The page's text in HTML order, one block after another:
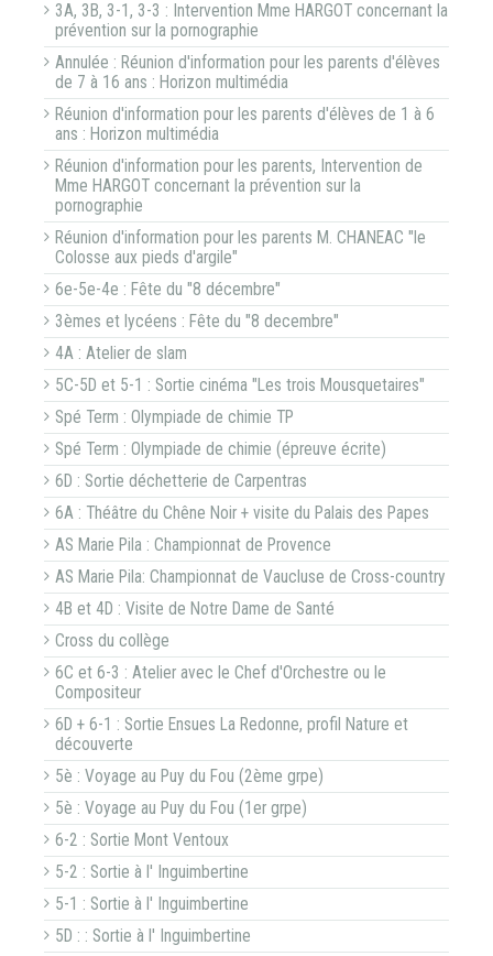
3A, 3B, 3-1, 3-3 : Intervention Mme HARGOT concernant la
prévention sur la pornographie
Annulée : Réunion d'information pour les parents d'élèves
de 7 à 16 ans : Horizon multimédia
Réunion d'information pour les parents d'élèves de 1 à 6
ans : Horizon multimédia
Réunion d'information pour les parents, Intervention de
Mme HARGOT concernant la prévention sur la
pornographie
Réunion d'information pour les parents M. CHANEAC "le
Colosse aux pieds d'argile"
6e-5e-4e : Fête du "8 décembre"
3èmes et lycéens : Fête du "8 decembre"
4A : Atelier de slam
5C-5D et 5-1 : Sortie cinéma "Les trois Mousquetaires"
Spé Term : Olympiade de chimie TP
Spé Term : Olympiade de chimie (épreuve écrite)
6D : Sortie déchetterie de Carpentras
6A : Théâtre du Chêne Noir + visite du Palais des Papes
AS Marie Pila : Championnat de Provence
AS Marie Pila: Championnat de Vaucluse de Cross-country
4B et 4D : Visite de Notre Dame de Santé
Cross du collège
6C et 6-3 : Atelier avec le Chef d'Orchestre ou le
Compositeur
6D + 6-1 : Sortie Ensues La Redonne, profil Nature et
découverte
5è : Voyage au Puy du Fou (2ème grpe)
5è : Voyage au Puy du Fou (1er grpe)
6-2 : Sortie Mont Ventoux
5-2 : Sortie à l' Inguimbertine
5-1 : Sortie à l' Inguimbertine
5D : : Sortie à l' Inguimbertine